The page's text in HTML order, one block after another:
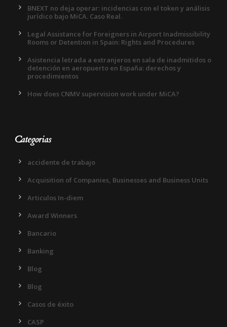
BNEXT no deja operar: incidencias con el token y análisis
jurídico bajo MiCA. Caso Real.
Legal Assistance for Foreigners in Airport Inadmissibility
Rooms or Detention in Spain: Rights and Procedures
Asistencia letrada a extranjeros en sala de inadmitidos o
detención en aeropuerto en España: derechos y
procedimientos
How does CNMV supervision work under MiCA?
Categorias
accidente de trabajo
Acquisition of Companies, Businesses and Business Units
Articulos In-diem
Award Winners
Bancario
Banking
Blog
Blog
Casos de éxito
CASP